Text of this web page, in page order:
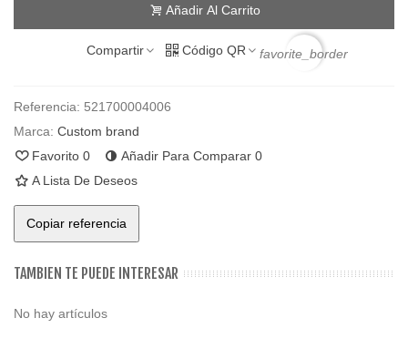
Añadir Al Carrito
Compartir Código QR favorite_border
Referencia: 521700004006
Marca: Custom brand
Favorito 0 Añadir Para Comparar 0
A Lista De Deseos
Copiar referencia
TAMBIEN TE PUEDE INTERESAR
No hay artículos